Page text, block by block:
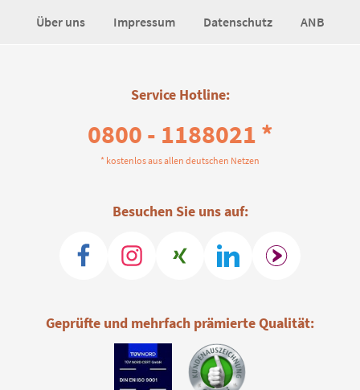
Über uns Impressum Datenschutz ANB
Service Hotline:
0800 - 1188021 *
* kostenlos aus allen deutschen Netzen
Besuchen Sie uns auf:
Geprüfte und mehrfach prämierte Qualität: